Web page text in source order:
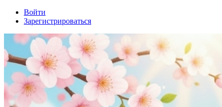
Войти
Зарегистрироваться